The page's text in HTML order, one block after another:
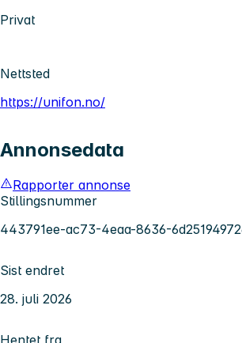
Privat
Nettsted
https://unifon.no/
Annonsedata
Rapporter annonse
Stillingsnummer
443791ee-ac73-4eaa-8636-
Sist endret
28. juli 2026
Hentet fra